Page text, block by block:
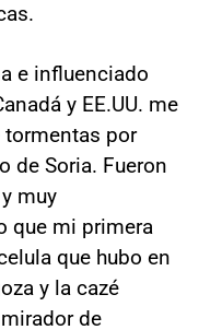
e influenciado
y EE.UU. me
tormentas por
de Soria. Fueron
muy
que mi primera
que hubo en
y la cazé
de